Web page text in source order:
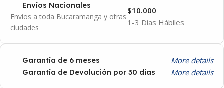
Envíos Nacionales
Envíos a toda Bucaramanga y otras
ciudades
1-3 Dias Hábiles
$10.000
Garantía de 6 meses More details
Garantía de Devolución por 30 dias More details